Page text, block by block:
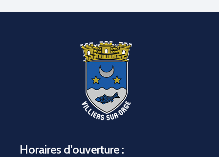
Horaires d'ouverture :